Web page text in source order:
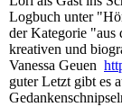
Logbuch unter
der Kategorie "aus
kreativen und
Vanessa Geuen
guter Letzt gibt es